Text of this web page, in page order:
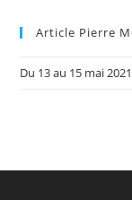
Article Pierre
Du 13 au 15 mai